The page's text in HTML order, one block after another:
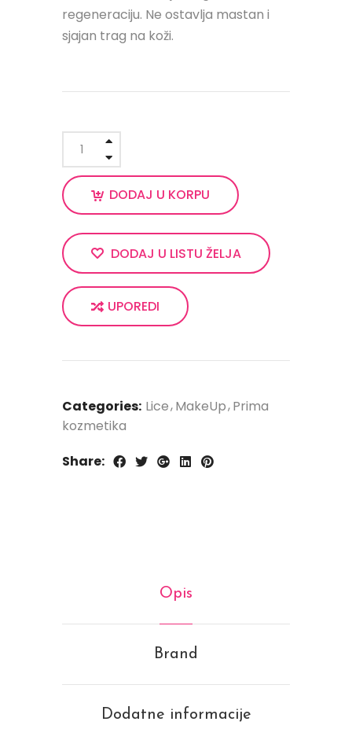
regeneraciju. Ne ostavlja mastan i
sjajan trag na koži.
DODAJ U KORPU
DODAJ U LISTU ŽELJA
UPOREDI
Categories: Lice MakeUp Prima
kozmetika
Share:
Opis
Brand
Dodatne informacije